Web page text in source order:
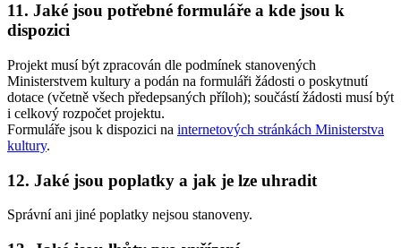
11. Jaké jsou potřebné formuláře a kde jsou k
dispozici
Projekt musí být zpracován dle podmínek stanovených
Ministerstvem kultury a podán na formuláři žádosti o poskytnutí
dotace (včetně všech předepsaných příloh); součástí žádosti musí být
i celkový rozpočet projektu.
Formuláře jsou k dispozici na internetových stránkách Ministerstva
kultury.
12. Jaké jsou poplatky a jak je lze uhradit
Správní ani jiné poplatky nejsou stanoveny.